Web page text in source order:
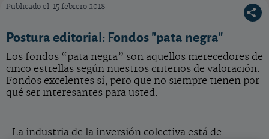
Publicado el 15 febrero 2018
Postura editorial: Fondos "pata negra"
Los fondos “pata negra” son aquellos merecedores de
cinco estrellas según nuestros criterios de valoración.
Fondos excelentes sí, pero que no siempre tienen por
qué ser interesantes para usted.
La industria de la inversión colectiva está de